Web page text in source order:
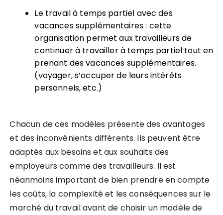
Le travail à temps partiel avec des
vacances supplémentaires : cette
organisation permet aux travailleurs de
continuer à travailler à temps partiel tout en
prenant des vacances supplémentaires.
(voyager, s’occuper de leurs intérêts
personnels, etc.)
Chacun de ces modèles présente des avantages
et des inconvénients différents. Ils peuvent être
adaptés aux besoins et aux souhaits des
employeurs comme des travailleurs. Il est
néanmoins important de bien prendre en compte
les coûts, la complexité et les conséquences sur le
marché du travail avant de choisir un modèle de